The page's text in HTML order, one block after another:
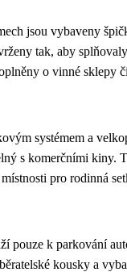
jsou vybaveny
tak, aby
o vinné sklepy
systémem a
s komerčními kiny.
pro rodinná
pouze k parkování
kousky a